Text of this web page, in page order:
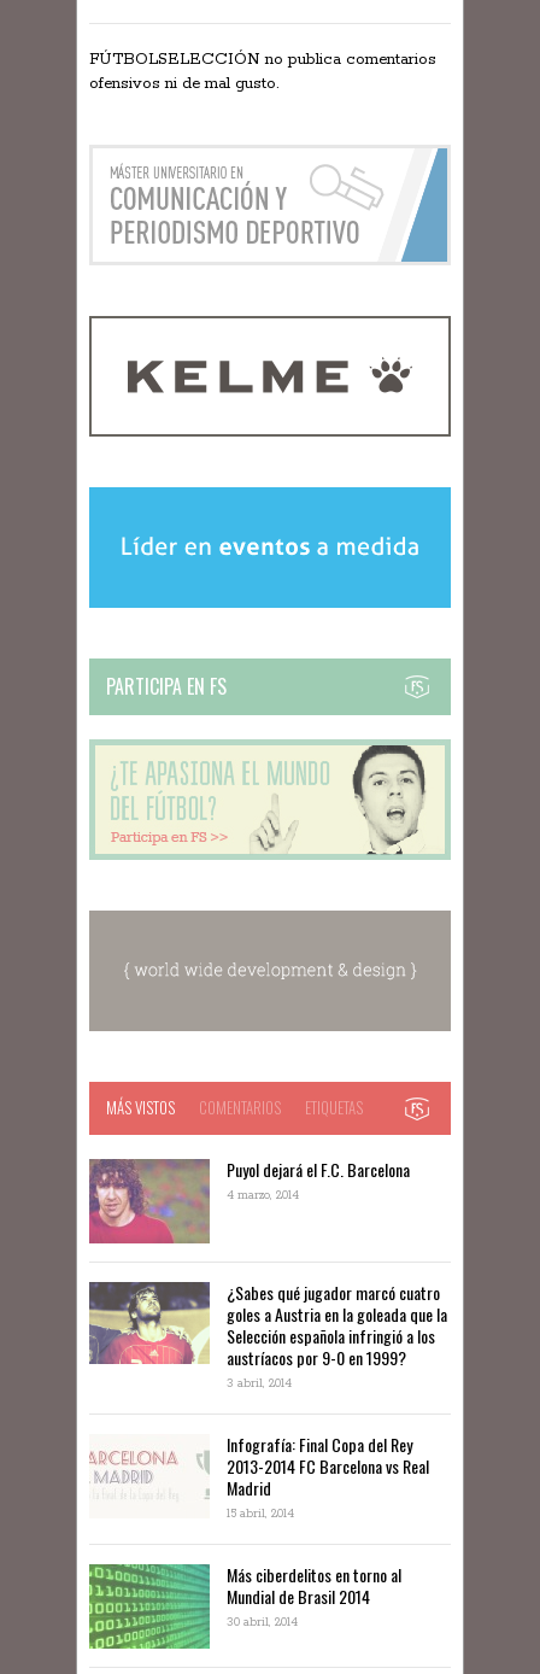
FÚTBOLSELECCIÓN no publica comentarios
ofensivos ni de mal gusto.
PARTICIPA EN FS
MÁS VISTOS COMENTARIOS ETIQUETAS
Puyol dejará el F.C. Barcelona
4 marzo, 2014
¿Sabes qué jugador marcó cuatro
goles a Austria en la goleada que la
Selección española infringió a los
austríacos por 9-0 en 1999?
3 abril, 2014
Infografía: Final Copa del Rey
2013-2014 FC Barcelona vs Real
Madrid
15 abril, 2014
Más ciberdelitos en torno al
Mundial de Brasil 2014
30 abril, 2014